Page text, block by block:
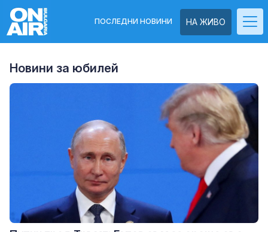
НА ЖИВО
ПОСЛЕДНИ НОВИНИ
Новини за юбилей